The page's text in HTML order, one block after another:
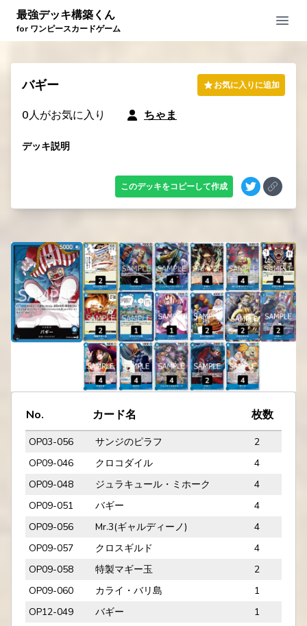
最強デッキ構築くん
for ワンピースカードゲーム
バギー お気に入りに追加
0人がお気に入り ちゃま
デッキ説明
このデッキをコピーして作成
No. カード名 枚数
OP03-056 サンジのピラフ
2
OP09-046
クロコダイル
4
OP09-048
ジュラキュール・ミホーク
4
OP09-051
バギー
4
OP09-056
Mr.3(ギャルディーノ)
4
OP09-057
クロスギルド
4
OP09-058
特製マギー玉
2
OP09-060
カライ・バリ島
1
OP12-049
バギー
1